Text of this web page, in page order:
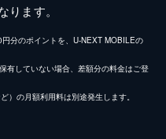
ます。
分のポイントを、U-NEXT MOBILEの
有していない場合、差額分の料金はご登
）の月額利用料は別途発生します。